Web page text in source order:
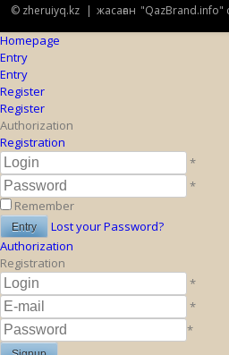
© zheruiyq.kz | жасаған "QazBrand.info"
Homepage
Entry
Entry
Register
Register
Authorization
Registration
*
*
Remember
Lost your Password?
Authorization
Registration
*
*
*